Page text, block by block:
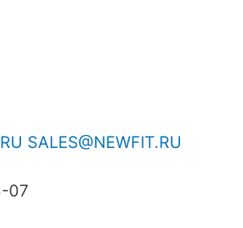
SALES@NEWFIT.RU
07